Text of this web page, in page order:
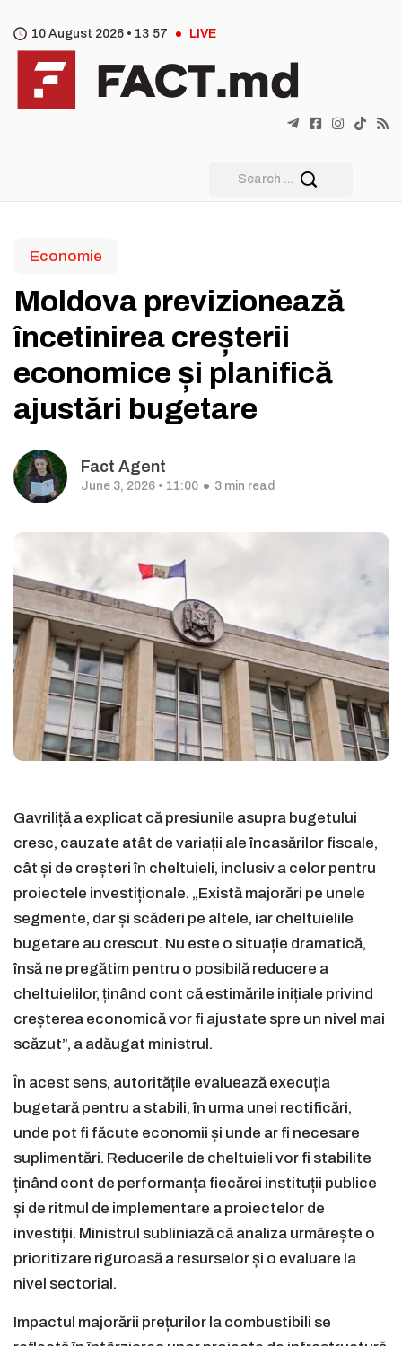
10 August 2026 • 13 57 LIVE
Economie
Moldova previzionează
încetinirea creșterii
economice și planifică
ajustări bugetare
Fact Agent
June 3, 2026 • 11:00 3 min read
Gavriliță a explicat că presiunile asupra bugetului
cresc, cauzate atât de variații ale încasărilor fiscale,
cât și de creșteri în cheltuieli, inclusiv a celor pentru
proiectele investiționale. „Există majorări pe unele
segmente, dar și scăderi pe altele, iar cheltuielile
bugetare au crescut. Nu este o situație dramatică,
însă ne pregătim pentru o posibilă reducere a
cheltuielilor, ținând cont că estimările inițiale privind
creșterea economică vor fi ajustate spre un nivel mai
scăzut”, a adăugat ministrul.
În acest sens, autoritățile evaluează execuția
bugetară pentru a stabili, în urma unei rectificări,
unde pot fi făcute economii și unde ar fi necesare
suplimentări. Reducerile de cheltuieli vor fi stabilite
ținând cont de performanța fiecărei instituții publice
și de ritmul de implementare a proiectelor de
investiții. Ministrul subliniază că analiza urmărește o
prioritizare riguroasă a resurselor și o evaluare la
nivel sectorial.
Impactul majorării prețurilor la combustibili se